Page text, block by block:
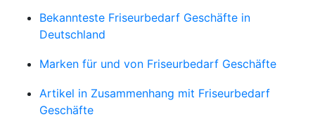
Bekannteste Friseurbedarf Geschäfte in
Deutschland
Marken für und von Friseurbedarf Geschäfte
Artikel in Zusammenhang mit Friseurbedarf
Geschäfte